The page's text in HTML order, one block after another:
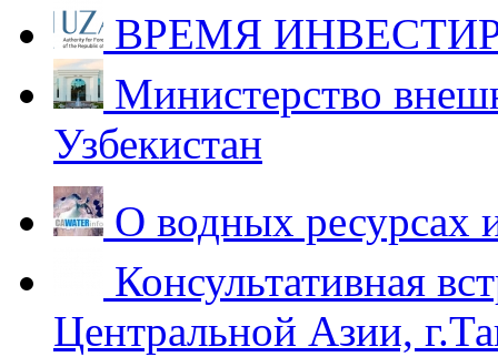
ВРЕМЯ
Министерство
Узбекистан
О водных ресурсах
Консультативная
Центральной Азии,